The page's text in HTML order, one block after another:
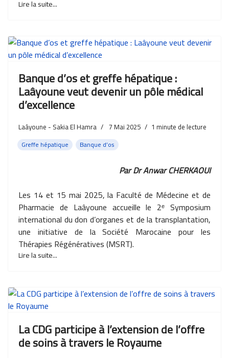
Lire la suite...
Banque d’os et greffe hépatique :
Laâyoune veut devenir un pôle médical
d’excellence
Laâyoune - Sakia El Hamra 7 Mai 2025 1 minute de lecture
Greffe hépatique Banque d’os
Par Dr Anwar CHERKAOUI
Les 14 et 15 mai 2025, la Faculté de Médecine et de
Pharmacie de Laâyoune accueille le 2ᵉ Symposium
international du don d’organes et de la transplantation,
une initiative de la Société Marocaine pour les
Thérapies Régénératives (MSRT).
Lire la suite...
La CDG participe à l’extension de l’offre
de soins à travers le Royaume